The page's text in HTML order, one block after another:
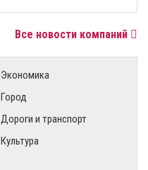
Все новости компаний
Экономика
Город
Дороги и транспорт
Культура